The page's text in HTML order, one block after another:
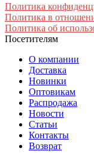
Политика
Политика в
Политика об
Посетителям
О компании
Доставка
Новинки
Оптовикам
Распродажа
Новости
Статьи
Контакты
Возврат